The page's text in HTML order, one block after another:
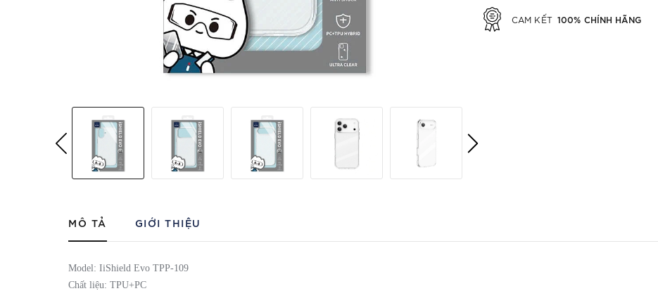
CAM KẾT 100% CHÍNH HÃNG
MÔ TẢ GIỚI THIỆU
Model: IiShield Evo TPP-109
Chất liệu: TPU+PC